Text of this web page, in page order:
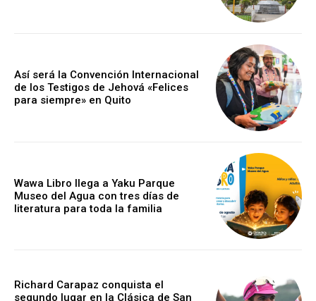
Así será la Convención Internacional
de los Testigos de Jehová «Felices
para siempre» en Quito
Wawa Libro llega a Yaku Parque
Museo del Agua con tres días de
literatura para toda la familia
Richard Carapaz conquista el
segundo lugar en la Clásica de San